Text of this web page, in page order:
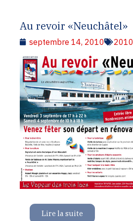
Au revoir «Neuchâtel»
septembre 14, 2010 2010
Lire la suite